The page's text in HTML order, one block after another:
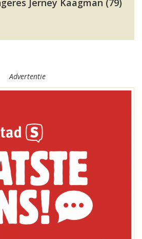
Jerney Kaagman (79)
Advertentie